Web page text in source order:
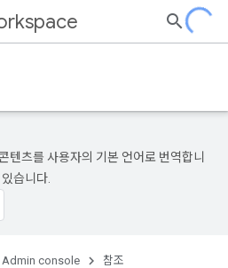
텐츠를 사용자의 기본 언어로 번역합니
습니다.
Admin console 참조